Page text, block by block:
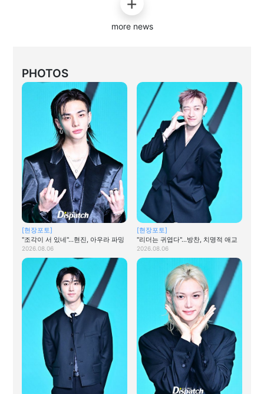
more news
PHOTOS
[현장포토]
"조각이 서 있네"…현진, 아우라 파밍
2026.08.06
[현장포토]
"리더는 귀엽다"…방찬, 치명적 애교
2026.08.06